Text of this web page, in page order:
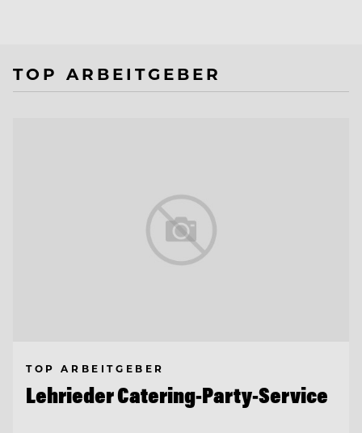
TOP ARBEITGEBER
TOP ARBEITGEBER
Lehrieder Catering-Party-Service